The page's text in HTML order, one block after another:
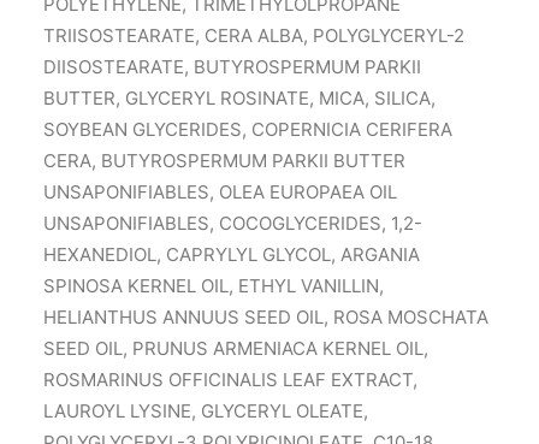
TRIISOSTEARATE, CERA ALBA, POLYGLYCERYL-2
DIISOSTEARATE, BUTYROSPERMUM PARKII
BUTTER, GLYCERYL ROSINATE, MICA, SILICA,
SOYBEAN GLYCERIDES, COPERNICIA CERIFERA
CERA, BUTYROSPERMUM PARKII BUTTER
UNSAPONIFIABLES, OLEA EUROPAEA OIL
UNSAPONIFIABLES, COCOGLYCERIDES, 1,2-
HEXANEDIOL, CAPRYLYL GLYCOL, ARGANIA
SPINOSA KERNEL OIL, ETHYL VANILLIN,
HELIANTHUS ANNUUS SEED OIL, ROSA MOSCHATA
SEED OIL, PRUNUS ARMENIACA KERNEL OIL,
ROSMARINUS OFFICINALIS LEAF EXTRACT,
LAUROYL LYSINE, GLYCERYL OLEATE,